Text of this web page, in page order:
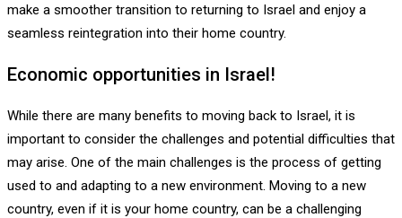
make a smoother transition to returning to Israel and enjoy a
seamless reintegration into their home country.
Economic opportunities in Israel!
While there are many benefits to moving back to Israel, it is
important to consider the challenges and potential difficulties that
may arise. One of the main challenges is the process of getting
used to and adapting to a new environment. Moving to a new
country, even if it is your home country, can be a challenging